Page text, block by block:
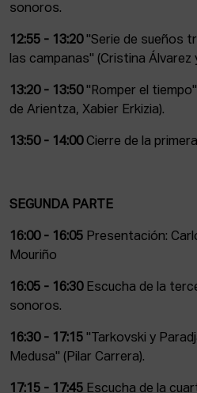
sonoros.
12:55 - 13:20"Serie de sueños
las campanas" (Cristina Álvarez
13:20 - 13:50"Romper el
de Arientza, Xabier Erkizia).
13:50 - 14:00Cierre de la
SEGUNDA PARTE
16:00 - 16:05 Presentación:
Mouriño
16:05 - 16:30Escucha de la
sonoros.
16:30 - 17:15 "Tarkovski y
Medusa" (Pilar Carrera).
17:15 - 17:45 Escucha de la